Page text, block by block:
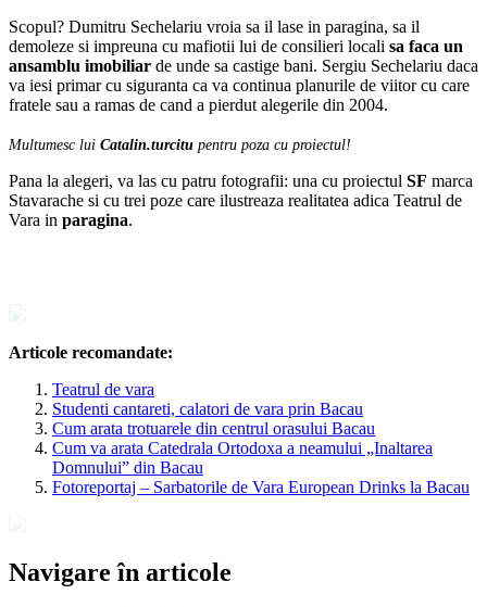
Scopul? Dumitru Sechelariu vroia sa il lase in paragina, sa il
demoleze si impreuna cu mafiotii lui de consilieri locali sa faca un
ansamblu imobiliar de unde sa castige bani. Sergiu Sechelariu daca
va iesi primar cu siguranta ca va continua planurile de viitor cu care
fratele sau a ramas de cand a pierdut alegerile din 2004.
Multumesc lui Catalin.turcitu pentru poza cu proiectul!
Pana la alegeri, va las cu patru fotografii: una cu proiectul SF marca
Stavarache si cu trei poze care ilustreaza realitatea adica Teatrul de
Vara in paragina.
Articole recomandate:
Teatrul de vara
Studenti cantareti, calatori de vara prin Bacau
Cum arata trotuarele din centrul orasului Bacau
Cum va arata Catedrala Ortodoxa a neamului „Inaltarea
Domnului” din Bacau
Fotoreportaj – Sarbatorile de Vara European Drinks la Bacau
Navigare în articole